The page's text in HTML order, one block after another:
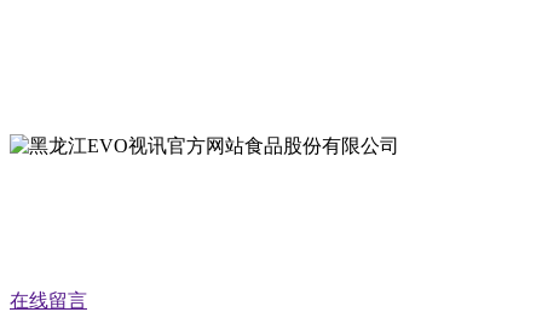
在线留言